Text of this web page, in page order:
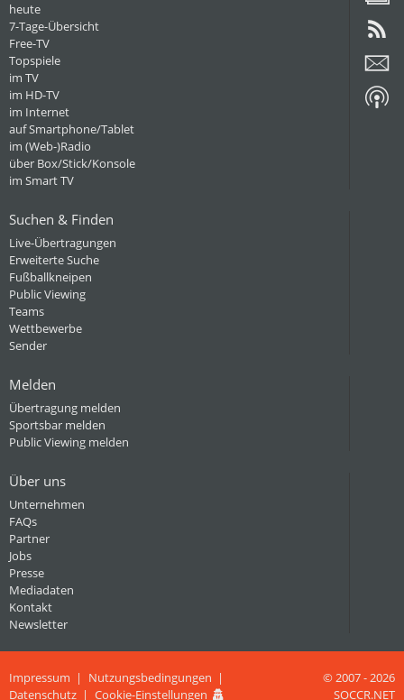
heute
7-Tage-Übersicht
Free-TV
Topspiele
im TV
im HD-TV
im Internet
auf Smartphone/Tablet
im (Web-)Radio
über Box/Stick/Konsole
im Smart TV
Suchen & Finden
Live-Übertragungen
Erweiterte Suche
Fußballkneipen
Public Viewing
Teams
Wettbewerbe
Sender
Melden
Übertragung melden
Sportsbar melden
Public Viewing melden
Über uns
Unternehmen
FAQs
Partner
Jobs
Presse
Mediadaten
Kontakt
Newsletter
Impressum
Nutzungsbedingungen
Datenschutz
Cookie-Einstellungen
© 2007 - 2026
SOCCR.NET